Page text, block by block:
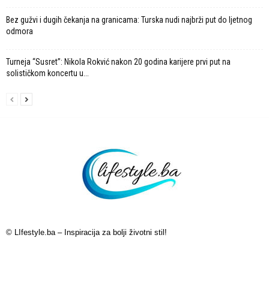
Bez gužvi i dugih čekanja na granicama: Turska nudi najbrži put do ljetnog
odmora
Turneja “Susret”: Nikola Rokvić nakon 20 godina karijere prvi put na
solističkom koncertu u...
© LIfestyle.ba – Inspiracija za bolji životni stil!